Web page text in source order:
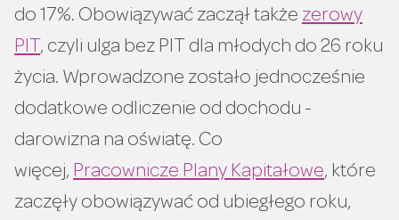
do 17%. Obowiązywać zaczął także zerowy
PIT , czyli ulga bez PIT dla młodych do 26 roku
życia. Wprowadzone zostało jednocześnie
dodatkowe odliczenie od dochodu -
darowizna na oświatę. Co
więcej, Pracownicze Plany Kapitałowe, które
zaczęły obowiązywać od ubiegłego roku,